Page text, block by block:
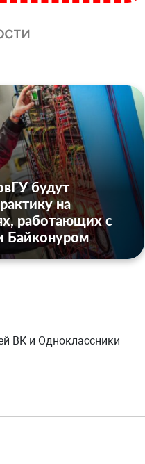
будут
на
работающих с
Байконуром
ВК и Одноклассники